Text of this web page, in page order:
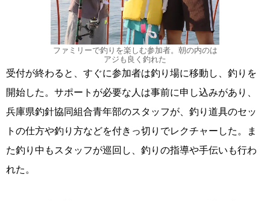
ファミリーで釣りを楽しむ参加者。朝の内のは
アジも良く釣れた
受付が終わると、すぐに参加者は釣り場に移動し、釣りを
開始した。サポートが必要な人は事前に申し込みがあり、
兵庫県釣針協同組合青年部のスタッフが、釣り道具のセッ
トの仕方や釣り方などを付きっ切りでレクチャーした。ま
た釣り中もスタッフが巡回し、釣りの指導や手伝いも行わ
れた。